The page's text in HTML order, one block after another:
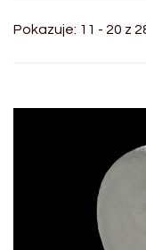
Pokazuje: 11 - 20 z